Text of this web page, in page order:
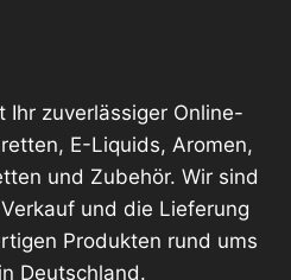
Ihr zuverlässiger Online-
E-Liquids, Aromen,
und Zubehör. Wir sind
und die Lieferung
Produkten rund ums
Deutschland.